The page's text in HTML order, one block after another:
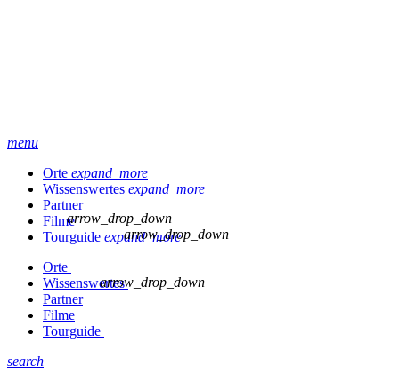
menu
Orte expand_more
Wissenswertes expand_more
Partner
Filme
Tourguide expand_more
Orte
arrow_drop_down
Wissenswertes
arrow_drop_down
Partner
Filme
Tourguide
arrow_drop_down
search